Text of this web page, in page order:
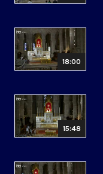
18:00
15:48